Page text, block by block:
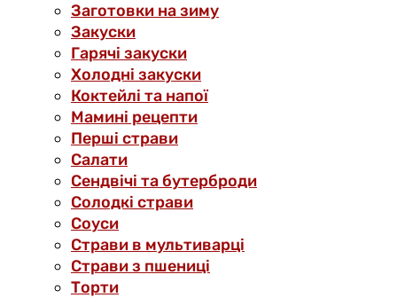
Заготовки на зиму
Закуски
Гарячі закуски
Холодні закуски
Коктейлі та напої
Мамині рецепти
Перші страви
Салати
Сендвічі та бутерброди
Солодкі страви
Соуси
Страви в мультиварці
Страви з пшениці
Торти